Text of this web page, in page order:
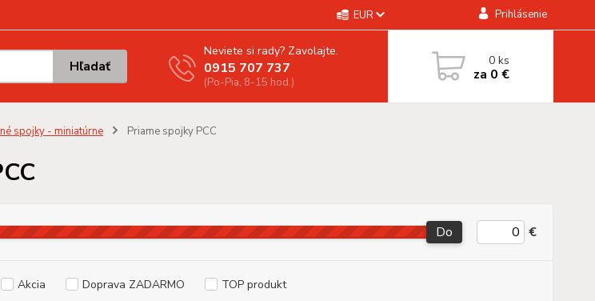
EUR Prihlásenie
Hľadať
Neviete si rady? Zavolajte.
0915 707 737
(Po-Pia, 8-15 hod.)
0ks
za 0 €
spojky - miniatúrne Priame spojky PCC
Do €
Akcia Doprava ZADARMO TOP produkt